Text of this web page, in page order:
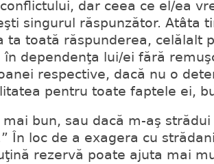
dar ceea ce el/ea
singurul răspunzător. Atâta
ta toată răspunderea, celălalt
în dependenţa lui/ei fără
respective, dacă nu o
pentru toate faptele ei,
mai bun, sau dacă m-aş
În loc de a exagera cu
rezervă poate ajuta mai